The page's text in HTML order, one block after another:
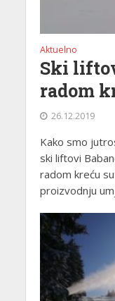
Aktuelno
Ski
radom
26.12.2019
Kako smo
ski liftovi
radom kreću
proizvodnju